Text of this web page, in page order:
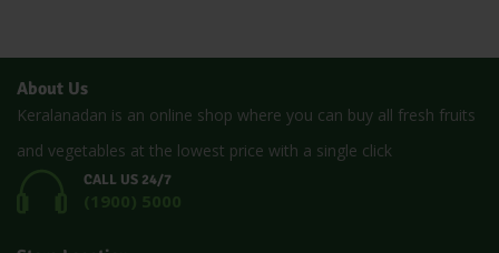
About Us
Keralanadan is an online shop where you can buy all fresh fruits
and vegetables at the lowest price with a single click
CALL US 24/7
(1900) 5000